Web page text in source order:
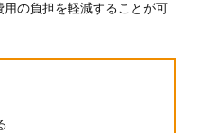
の負担を軽減することが可